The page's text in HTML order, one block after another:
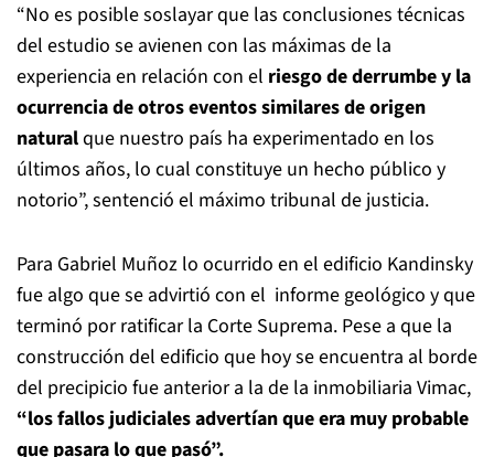
“No es posible soslayar que las conclusiones técnicas
del estudio se avienen con las máximas de la
experiencia en relación con el riesgo de derrumbe y la
ocurrencia de otros eventos similares de origen
naturalque nuestro país ha experimentado en los
últimos años, lo cual constituye un hecho público y
notorio”, sentenció el máximo tribunal de justicia.
Para Gabriel Muñoz lo ocurrido en el edificio Kandinsky
fue algo que se advirtió con el informe geológico y que
terminó por ratificar la Corte Suprema. Pese a que la
construcción del edificio que hoy se encuentra al borde
del precipicio fue anterior a la de la inmobiliaria Vimac,
“los fallos judiciales advertían que era muy probable
que pasara lo que pasó”.